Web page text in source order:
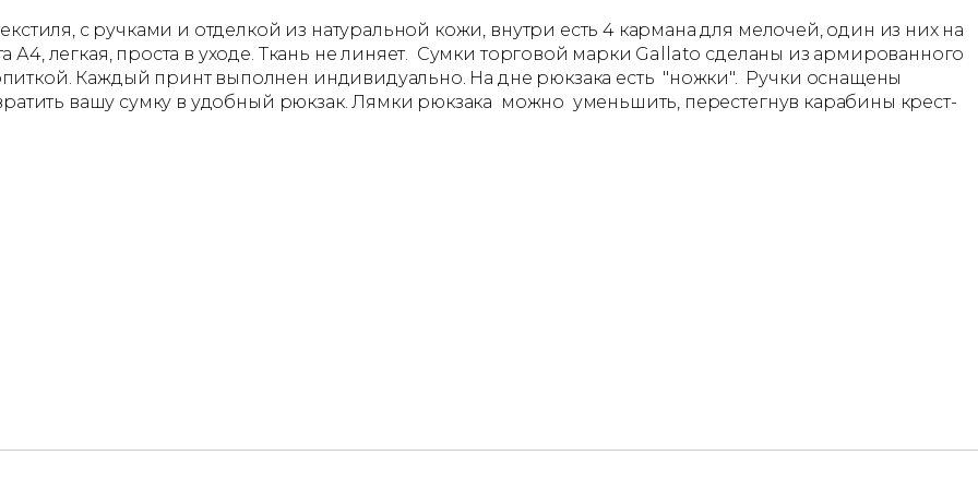
с ручками и отделкой из натуральной кожи, внутри есть 4 кармана для мелочей, один из них на
легкая, проста в уходе. Ткань не линяет. Сумки торговой марки Gallato сделаны из армированного
Каждый принт выполнен индивидуально. На дне рюкзака есть "ножки". Ручки оснащены
вашу сумку в удобный рюкзак. Лямки рюкзака можно уменьшить, перестегнув карабины крест-